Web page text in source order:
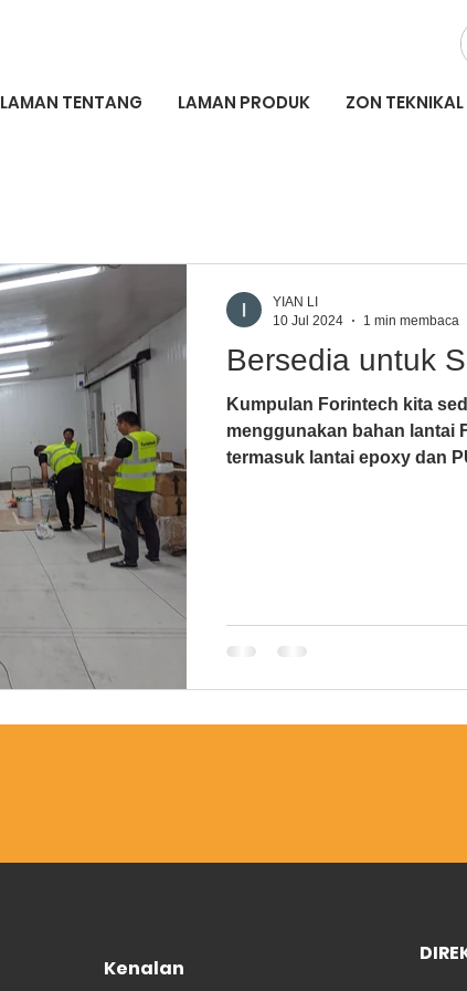
LAMAN TENTANG LAMAN PRODUK ZON TEKNIKAL
Bersedia untuk
Kumpulan Forintech kita
menggunakan bahan lantai
termasuk lantai epoxy dan
YIAN LI
10 Jul 2024
1 min membaca
Kenalan